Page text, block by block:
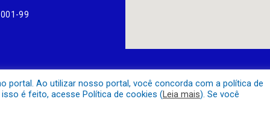
99
portal. Ao utilizar nosso portal, você concorda com a política de
é feito, acesse Política de cookies (Leia mais). Se você